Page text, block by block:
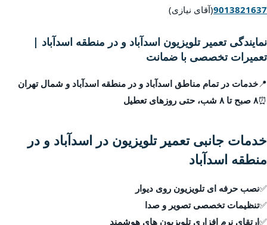
9013821637(آقای نیازی)
نمایندگی تعمیر تلویزیون اسدآباد و در منطقه اسدآباد |
تعمیرات تخصصی با ضمانت
📍خدمات در تمام مناطق اسدآباد و در منطقه اسدآباد و شمال تهران
⏰۸ صبح تا ۸ شب، حتی روزهای تعطیل
خدمات جانبی تعمیر تلویزیون در اسدآباد و در
منطقه اسدآباد
✅نصب حرفه ای تلویزیون روی دیوار
✅تنظیمات تخصصی تصویر و صدا
✅ارتقای نرم افزاری تلویزیون های هوشمند